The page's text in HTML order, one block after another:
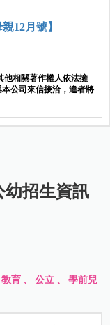
12月號】
他相關著作權人依法擁
公司來信接洽，違者將
招生資訊
教育、 公立、 學前兒